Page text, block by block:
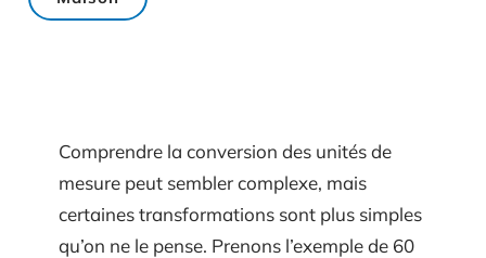
Comprendre la conversion des unités de
mesure peut sembler complexe, mais
certaines transformations sont plus simples
qu’on ne le pense. Prenons l’exemple de 60